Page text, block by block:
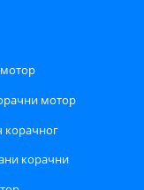
мотор
корачног
петље
корачни